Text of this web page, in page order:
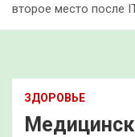
второе место после
ЗДОРОВЬЕ